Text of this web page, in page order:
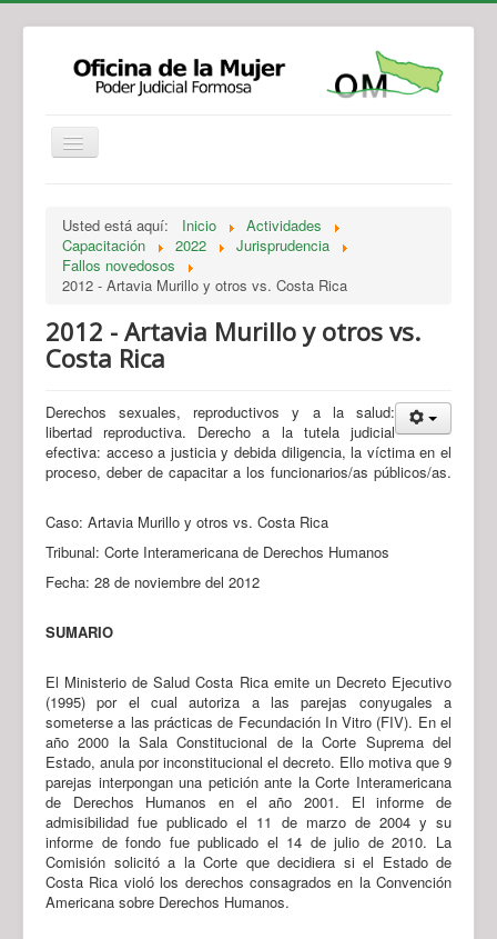
Legislación
Novedades
Recursos y Servicios de Atención
Usted está aquí: Inicio
Actividades
Capacitación
2022
Jurisprudencia
Fallos novedosos
2012 - Artavia Murillo y otros vs. Costa Rica
2012 - Artavia Murillo y otros vs.
Costa Rica
Derechos sexuales, reproductivos y a la salud:
libertad reproductiva. Derecho a la tutela judicial
efectiva: acceso a justicia y debida diligencia, la víctima en el
proceso, deber de capacitar a los funcionarios/as públicos/as.
Caso: Artavia Murillo y otros vs. Costa Rica
Tribunal: Corte Interamericana de Derechos Humanos
Fecha: 28 de noviembre del 2012
SUMARIO
El Ministerio de Salud Costa Rica emite un Decreto Ejecutivo
(1995) por el cual autoriza a las parejas conyugales a
someterse a las prácticas de Fecundación In Vitro (FIV). En el
año 2000 la Sala Constitucional de la Corte Suprema del
Estado, anula por inconstitucional el decreto. Ello motiva que 9
parejas interpongan una petición ante la Corte Interamericana
de Derechos Humanos en el año 2001. El informe de
admisibilidad fue publicado el 11 de marzo de 2004 y su
informe de fondo fue publicado el 14 de julio de 2010. La
Comisión solicitó a la Corte que decidiera si el Estado de
Costa Rica violó los derechos consagrados en la Convención
Americana sobre Derechos Humanos.